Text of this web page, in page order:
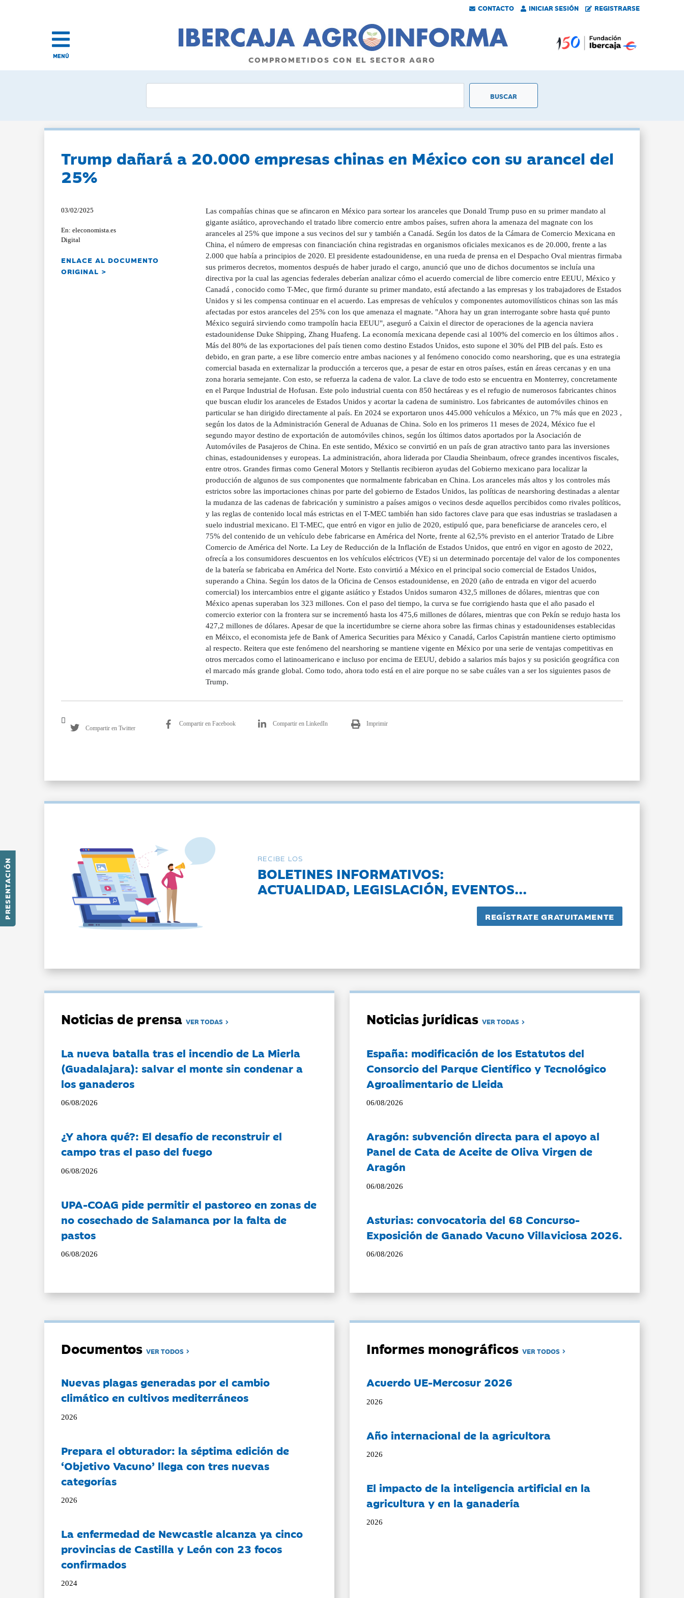
CONTACTO INICIAR SESIÓN REGISTRARSE
PRESENTACIÓN
MENÚ COMPROMETIDOS CON EL SECTOR AGRO
Trump dañará a 20.000 empresas chinas en México con su arancel del
25%
03/02/2025
En: eleconomista.es
Digital
ENLACE AL DOCUMENTO
ORIGINAL >
Las compañías chinas que se afincaron en México para sortear los aranceles que Donald Trump puso en su primer mandato al
gigante asiático, aprovechando el tratado libre comercio entre ambos países, sufren ahora la amenaza del magnate con los
aranceles al 25% que impone a sus vecinos del sur y también a Canadá. Según los datos de la Cámara de Comercio Mexicana en
China, el número de empresas con financiación china registradas en organismos oficiales mexicanos es de 20.000, frente a las
2.000 que había a principios de 2020. El presidente estadounidense, en una rueda de prensa en el Despacho Oval mientras firmaba
sus primeros decretos, momentos después de haber jurado el cargo, anunció que uno de dichos documentos se incluía una
directiva por la cual las agencias federales deberían analizar cómo el acuerdo comercial de libre comercio entre EEUU, México y
Canadá , conocido como T-Mec, que firmó durante su primer mandato, está afectando a las empresas y los trabajadores de Estados
Unidos y si les compensa continuar en el acuerdo. Las empresas de vehículos y componentes automovilísticos chinas son las más
afectadas por estos aranceles del 25% con los que amenaza el magnate. "Ahora hay un gran interrogante sobre hasta qué punto
México seguirá sirviendo como trampolín hacia EEUU", aseguró a Caixin el director de operaciones de la agencia naviera
estadounidense Duke Shipping, Zhang Huafeng. La economía mexicana depende casi al 100% del comercio en los últimos años .
Más del 80% de las exportaciones del país tienen como destino Estados Unidos, esto supone el 30% del PIB del país. Esto es
debido, en gran parte, a ese libre comercio entre ambas naciones y al fenómeno conocido como nearshoring, que es una estrategia
comercial basada en externalizar la producción a terceros que, a pesar de estar en otros países, están en áreas cercanas y en una
zona horaria semejante. Con esto, se refuerza la cadena de valor. La clave de todo esto se encuentra en Monterrey, concretamente
en el Parque Industrial de Hofusan. Este polo industrial cuenta con 850 hectáreas y es el refugio de numerosos fabricantes chinos
que buscan eludir los aranceles de Estados Unidos y acortar la cadena de suministro. Los fabricantes de automóviles chinos en
particular se han dirigido directamente al país. En 2024 se exportaron unos 445.000 vehículos a México, un 7% más que en 2023 ,
según los datos de la Administración General de Aduanas de China. Solo en los primeros 11 meses de 2024, México fue el
segundo mayor destino de exportación de automóviles chinos, según los últimos datos aportados por la Asociación de
Automóviles de Pasajeros de China. En este sentido, México se convirtió en un país de gran atractivo tanto para las inversiones
chinas, estadounidenses y europeas. La administración, ahora liderada por Claudia Sheinbaum, ofrece grandes incentivos fiscales,
entre otros. Grandes firmas como General Motors y Stellantis recibieron ayudas del Gobierno mexicano para localizar la
producción de algunos de sus componentes que normalmente fabricaban en China. Los aranceles más altos y los controles más
estrictos sobre las importaciones chinas por parte del gobierno de Estados Unidos, las políticas de nearshoring destinadas a alentar
la mudanza de las cadenas de fabricación y suministro a países amigos o vecinos desde aquellos percibidos como rivales políticos,
y las reglas de contenido local más estrictas en el T-MEC también han sido factores clave para que esas industrias se trasladasen a
suelo industrial mexicano. El T-MEC, que entró en vigor en julio de 2020, estipuló que, para beneficiarse de aranceles cero, el
75% del contenido de un vehículo debe fabricarse en América del Norte, frente al 62,5% previsto en el anterior Tratado de Libre
Comercio de América del Norte. La Ley de Reducción de la Inflación de Estados Unidos, que entró en vigor en agosto de 2022,
ofrecía a los consumidores descuentos en los vehículos eléctricos (VE) si un determinado porcentaje del valor de los componentes
de la batería se fabricaba en América del Norte. Esto convirtió a México en el principal socio comercial de Estados Unidos,
superando a China. Según los datos de la Oficina de Censos estadounidense, en 2020 (año de entrada en vigor del acuerdo
comercial) los intercambios entre el gigante asiático y Estados Unidos sumaron 432,5 millones de dólares, mientras que con
México apenas superaban los 323 millones. Con el paso del tiempo, la curva se fue corrigiendo hasta que el año pasado el
comercio exterior con la frontera sur se incrementó hasta los 475,6 millones de dólares, mientras que con Pekín se redujo hasta los
427,2 millones de dólares. Apesar de que la incertidumbre se cierne ahora sobre las firmas chinas y estadounidenses establecidas
en Méixco, el economista jefe de Bank of America Securities para México y Canadá, Carlos Capistrán mantiene cierto optimismo
al respecto. Reitera que este fenómeno del nearshoring se mantiene vigente en México por una serie de ventajas competitivas en
otros mercados como el latinoamericano e incluso por encima de EEUU, debido a salarios más bajos y su posición geográfica con
el marcado más grande global. Como todo, ahora todo está en el aire porque no se sabe cuáles van a ser los siguientes pasos de
Trump.
Compartir en Twitter
Compartir en Facebook Compartir en LinkedIn Imprimir
RECIBE LOS
BOLETINES INFORMATIVOS:
ACTUALIDAD, LEGISLACIÓN, EVENTOS...
Noticias de prensaVER TODAS
La nueva batalla tras el incendio de La Mierla
(Guadalajara): salvar el monte sin condenar a
los ganaderos
06/08/2026
¿Y ahora qué?: El desafío de reconstruir el
campo tras el paso del fuego
06/08/2026
UPA-COAG pide permitir el pastoreo en zonas de
no cosechado de Salamanca por la falta de
pastos
06/08/2026
Noticias jurídicasVER TODAS
España: modificación de los Estatutos del
Consorcio del Parque Científico y Tecnológico
Agroalimentario de Lleida
06/08/2026
Aragón: subvención directa para el apoyo al
Panel de Cata de Aceite de Oliva Virgen de
Aragón
06/08/2026
Asturias: convocatoria del 68 Concurso-
Exposición de Ganado Vacuno Villaviciosa 2026.
06/08/2026
DocumentosVER TODOS
Nuevas plagas generadas por el cambio
climático en cultivos mediterráneos
2026
Prepara el obturador: la séptima edición de
‘Objetivo Vacuno’ llega con tres nuevas
categorías
2026
La enfermedad de Newcastle alcanza ya cinco
provincias de Castilla y León con 23 focos
confirmados
2024
Informes monográficosVER TODOS
Acuerdo UE-Mercosur 2026
2026
Año internacional de la agricultora
2026
El impacto de la inteligencia artificial en la
agricultura y en la ganadería
2026